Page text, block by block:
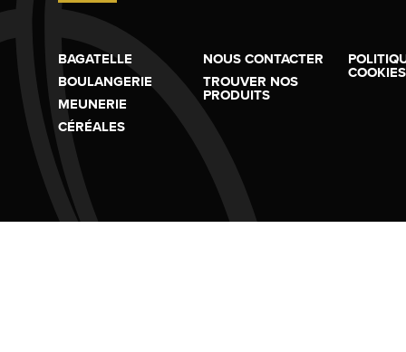
BAGATELLE
BOULANGERIE
MEUNERIE
CÉRÉALES
NOUS CONTACTER
TROUVER NOS
PRODUITS
COOKIES